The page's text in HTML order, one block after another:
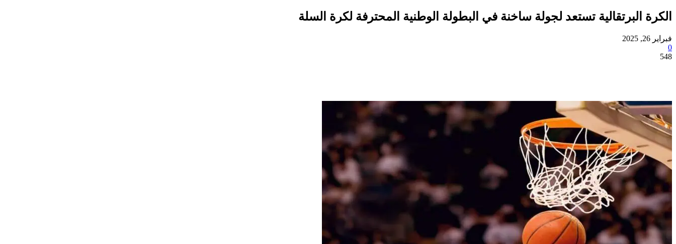
الكرة البرتقالية تستعد لجولة ساخنة في البطولة الوطنية المحترفة لكرة السلة
فبراير 26, 2025
0
548